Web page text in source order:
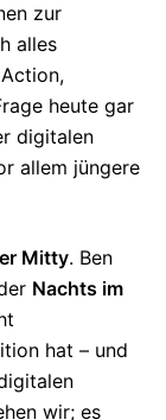
zur
alles
heute gar
digitalen
allem jüngere
Mitty. Ben
Nachts im
hat – und
wir; es